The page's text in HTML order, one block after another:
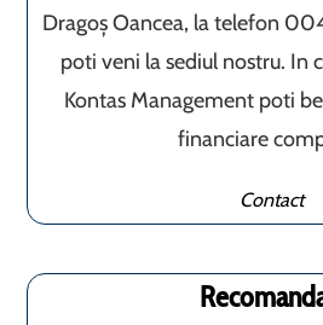
Dragoș Oancea, la telefon
poti veni la sediul nostru. In
Kontas Management poti
financiare
Contact